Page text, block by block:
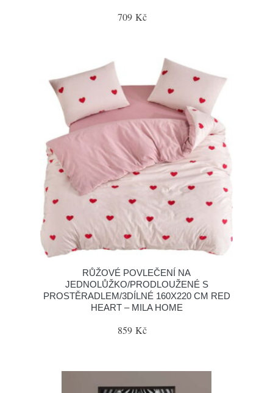
709 Kč
RŮŽOVÉ POVLEČENÍ NA
JEDNOLŮŽKO/PRODLOUŽENÉ S
PROSTĚRADLEM/3DÍLNÉ 160X220 CM RED
HEART – MILA HOME
859 Kč